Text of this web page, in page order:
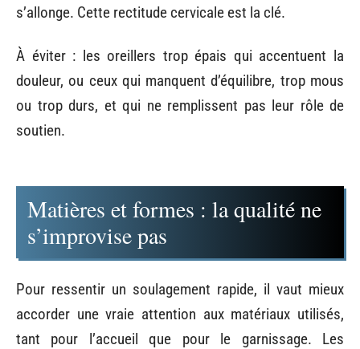
s’allonge. Cette rectitude cervicale est la clé.
À éviter : les oreillers trop épais qui accentuent la
douleur, ou ceux qui manquent d’équilibre, trop mous
ou trop durs, et qui ne remplissent pas leur rôle de
soutien.
Matières et formes : la qualité ne
s’improvise pas
Pour ressentir un soulagement rapide, il vaut mieux
accorder une vraie attention aux matériaux utilisés,
tant pour l’accueil que pour le garnissage. Les